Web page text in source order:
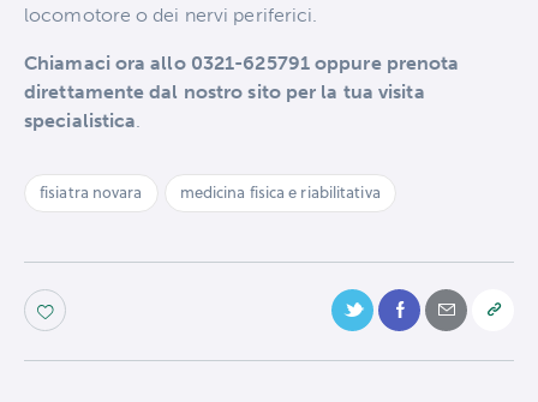
locomotore o dei nervi periferici.
Chiamaci ora allo 0321-625791 oppure prenota
direttamente dal nostro sito per la tua visita
specialistica.
fisiatra novara medicina fisica e riabilitativa